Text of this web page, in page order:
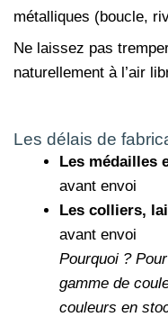
métalliques (boucle,
Ne laissez pas
naturellement à l’air
Les délais de
Les médailles
avant envoi
Les colliers,
avant envoi
Pourquoi ?
gamme de
couleurs en